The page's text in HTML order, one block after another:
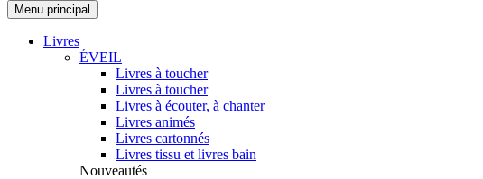
Menu principal
Livres
ÉVEIL
Livres à toucher
Livres à toucher
Livres à écouter, à chanter
Livres animés
Livres cartonnés
Livres tissu et livres bain
Nouveautés